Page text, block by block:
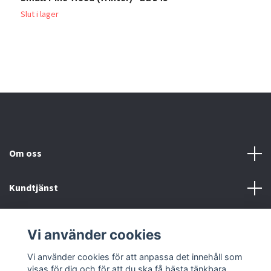
Slut i lager
Om oss
Kundtjänst
Sociala medier
Vi använder cookies
Vi använder cookies för att anpassa det innehåll som
visas för dig och för att du ska få bästa tänkbara